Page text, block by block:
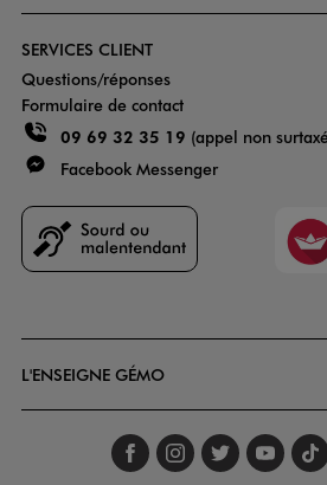
SERVICES CLIENT
Questions/réponses
Formulaire de contact
09 69 32 35 19 (appel non
Facebook Messenger
Faciliti
L'ENSEIGNE GÉMO